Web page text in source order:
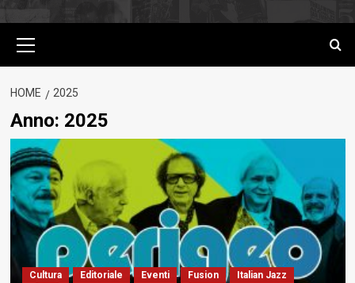
principale
HOME 2025
Anno: 2025
Cultura Editoriale Eventi Fusion
Italian Jazz